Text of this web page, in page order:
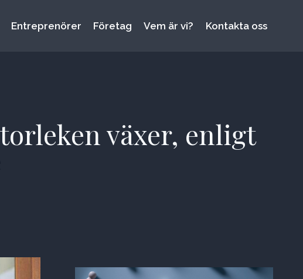
Entreprenörer Företag Vem är vi? Kontakta oss
växer, enligt